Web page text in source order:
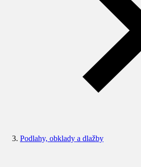
Podlahy, obklady a dlažby